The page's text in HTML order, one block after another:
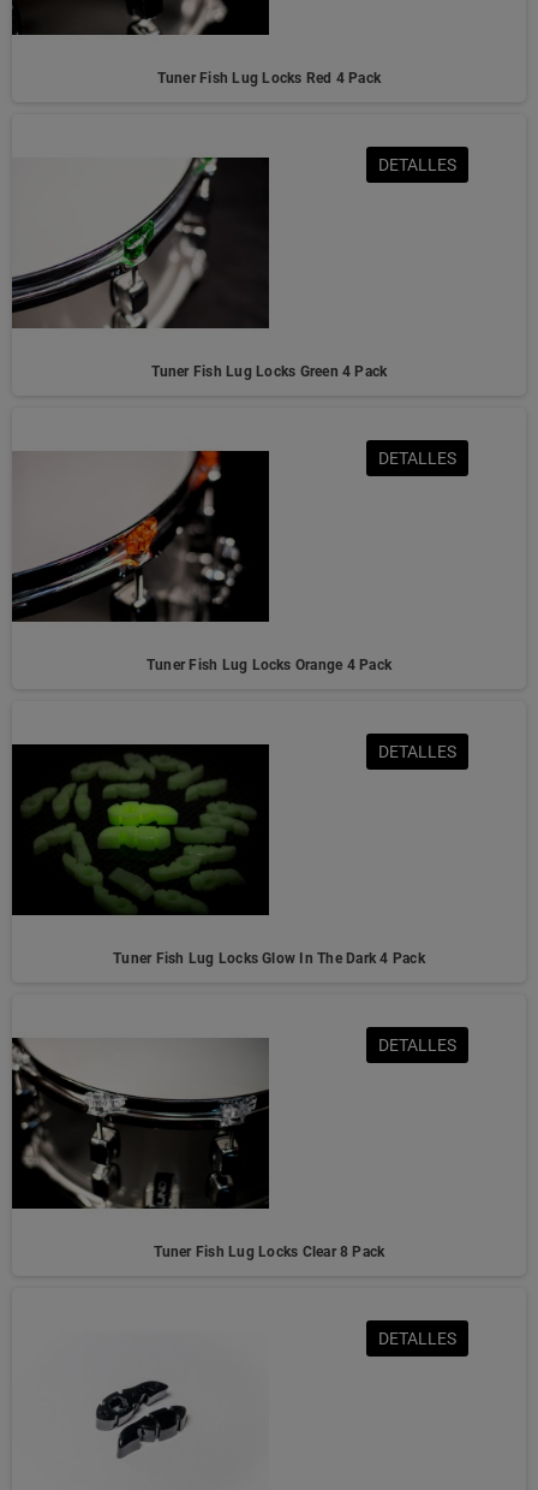
Tuner Fish Lug Locks Red 4 Pack
Tuner Fish Lug Locks Green 4 Pack
DETALLES
Tuner Fish Lug Locks Orange 4 Pack
DETALLES
Tuner Fish Lug Locks Glow In The Dark 4 Pack
DETALLES
Tuner Fish Lug Locks Clear 8 Pack
DETALLES
DETALLES